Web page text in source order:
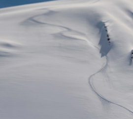
EMPLOIS